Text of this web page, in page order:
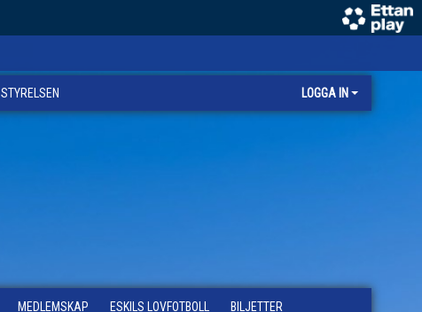
STYRELSEN LOGGA IN
MEDLEMSKAP ESKILS LOVFOTBOLL BILJETTER